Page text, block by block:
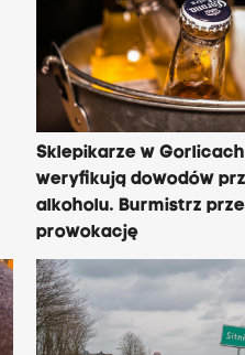
Sklepikarze w
weryfikują dowodów
alkoholu. Burmistrz
prowokację